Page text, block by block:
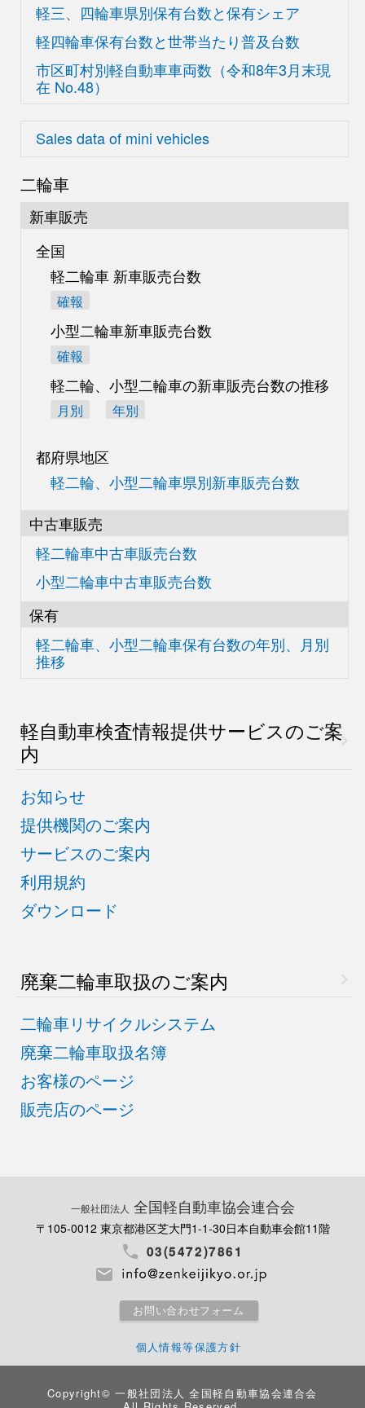
軽三、四輪車県別保有台数と保有シェア
軽四輪車保有台数と世帯当たり普及台数
市区町村別軽自動車車両数 （令和8年3月末現
在 No.48）
Sales data of mini vehicles
二輪車
新車販売
全国
軽二輪車 新車販売台数
確報
小型二輪車新車販売台数
確報
軽二輪、小型二輪車の新車販売台数の推移
月別 年別
都府県地区
軽二輪、小型二輪車県別新車販売台数
中古車販売
軽二輪車中古車販売台数
小型二輪車中古車販売台数
保有
軽二輪車、小型二輪車保有台数の年別、月別
推移
軽自動車検査情報提供サービスのご案
内
お知らせ
提供機関のご案内
サービスのご案内
利用規約
ダウンロード
廃棄二輪車取扱のご案内
二輪車リサイクルシステム
廃棄二輪車取扱名簿
お客様のページ
販売店のページ
一般社団法人 全国軽自動車協会連合会
〒105-0012 東京都港区芝大門1-1-30日本自動車会館11階
03(5472)7861
お問い合わせフォーム
個人情報等保護方針
Copyright©一般社団法人 全国軽自動車協会連合会